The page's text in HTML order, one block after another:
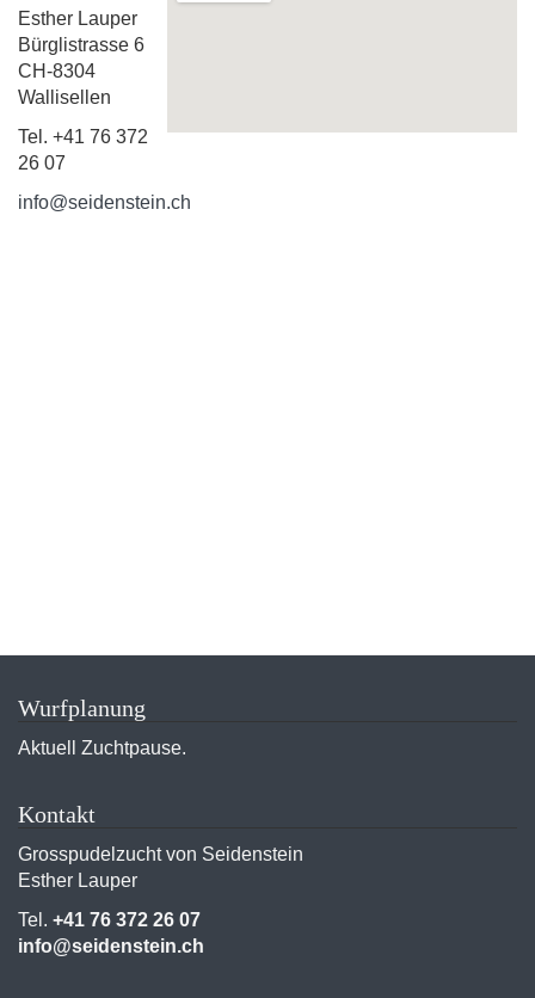
Esther Lauper
Bürglistrasse 6
CH-8304
Wallisellen
Tel. +41 76 372
26 07
info@seidenstein.ch
Wurfplanung
Aktuell Zuchtpause.
Kontakt
Grosspudelzucht von Seidenstein
Esther Lauper
Tel. +41 76 372 26 07
info@seidenstein.ch